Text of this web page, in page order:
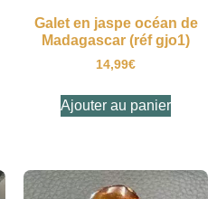
Galet en jaspe océan de
Madagascar (réf gjo1)
14,99€
Ajouter au panier